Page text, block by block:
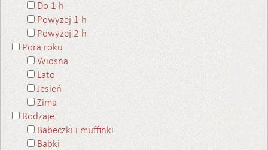
Do 1 h
Powyżej 1 h
Powyżej 2 h
Pora roku
Wiosna
Lato
Jesień
Zima
Rodzaje
Babeczki i muffinki
Babki